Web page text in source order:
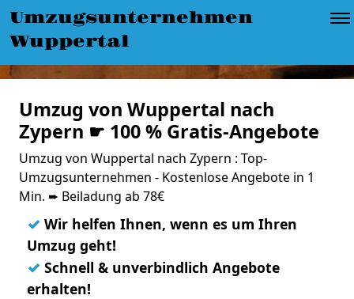
Umzugsunternehmen
Wuppertal
Umzug von Wuppertal nach
Zypern ☛ 100 % Gratis-Angebote
Umzug von Wuppertal nach Zypern : Top-
Umzugsunternehmen - Kostenlose Angebote in 1
Min. ➨ Beiladung ab 78€
✓ Wir helfen Ihnen, wenn es um Ihren
Umzug geht!
✓ Schnell & unverbindlich Angebote
erhalten!